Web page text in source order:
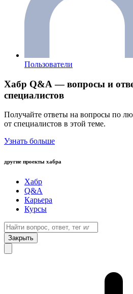
Пользователи
Хабр Q&A — вопросы и
специалистов
Получайте ответы на вопросы по
от специалистов в этой теме.
Узнать больше
другие проекты хабра
Хабр
Q&A
Карьера
Курсы
Закрыть